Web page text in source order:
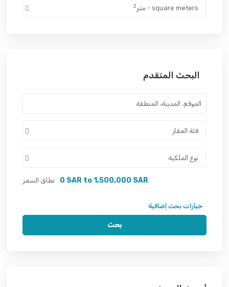
square meters - متر 2
البحث المتقدم
فئة العقار
نوع الملكية
نطاق السعر 0 SAR to 1,500,000 SAR
خيارات بحث إضافية
بحث